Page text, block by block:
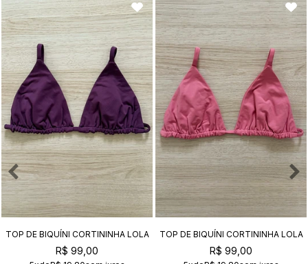
TOP DE BIQUÍNI CORTININHA LOLA
AMETISTA
R$ 99,00
TOP DE BIQUÍNI CORTININHA LOLA
CHICLETE
R$ 99,00